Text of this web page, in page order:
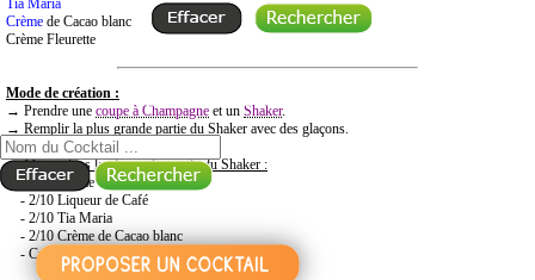
RECHERCHE COCKTAIL PAR NOM
Tia Maria
Crème de Cacao blanc
Crème Fleurette
Mode de création :
→ Prendre une coupe à Champagne et un Shaker.
→ Remplir la plus grande partie du Shaker avec des glaçons.
→Mettre dans la plus petite partie du Shaker :
- 2/10 Crème de Whiskey
- 2/10 Liqueur de Café
- 2/10 Tia Maria
- 2/10 Crème de Cacao blanc
- Crème Fleurette